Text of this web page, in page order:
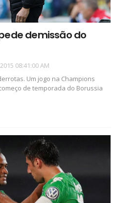
demissão do
08:41:00 AM
Um jogo na Champions
de temporada do Borussia